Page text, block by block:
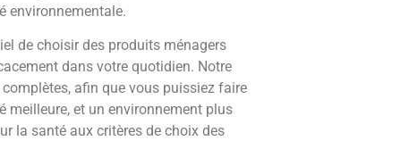
environnementale.
de choisir des produits ménagers
dans votre quotidien. Notre
afin que vous puissiez faire
meilleure, et un environnement plus
la santé aux critères de choix des